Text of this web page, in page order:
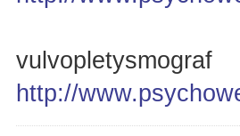
vulvopletysmograf
http://